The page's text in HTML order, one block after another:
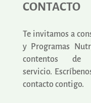
CONTACTO
Te invitamos a
y Programas
contentos de
servicio.
contacto contigo.